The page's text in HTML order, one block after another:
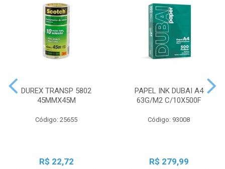
DUREX TRANSP 5802
45MMX45M
Código: 25655
R$ 22,72
PAPEL INK DUBAI A4
63G/M2 C/10X500F
Código: 93008
R$ 279,99